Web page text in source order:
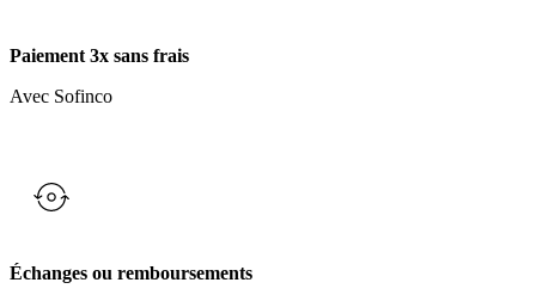
Paiement 3x sans frais
Avec Sofinco
Échanges ou remboursements